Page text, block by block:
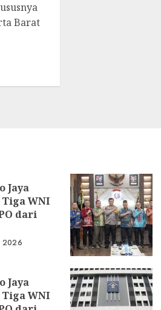
Barat
Jaya
WNI
dari
2026
Jaya
WNI